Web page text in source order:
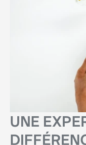
UNE